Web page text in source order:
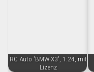
RC Auto 'BMW-X3', 1:24, mit
Lizenz